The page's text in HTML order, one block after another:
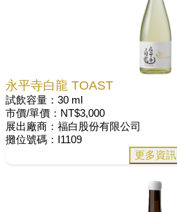
永平寺白龍 TOAST
試飲容量：30 ml
市價/單價：NT$3,000
展出廠商：福白股份有限公司
攤位號碼：I1109
更多資訊